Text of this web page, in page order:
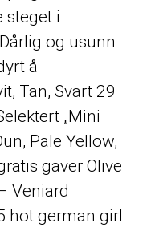
steget i
og usunn
å
Tan, Svart 29
„Mini
Pale Yellow,
gaver Olive
Veniard
hot german girl